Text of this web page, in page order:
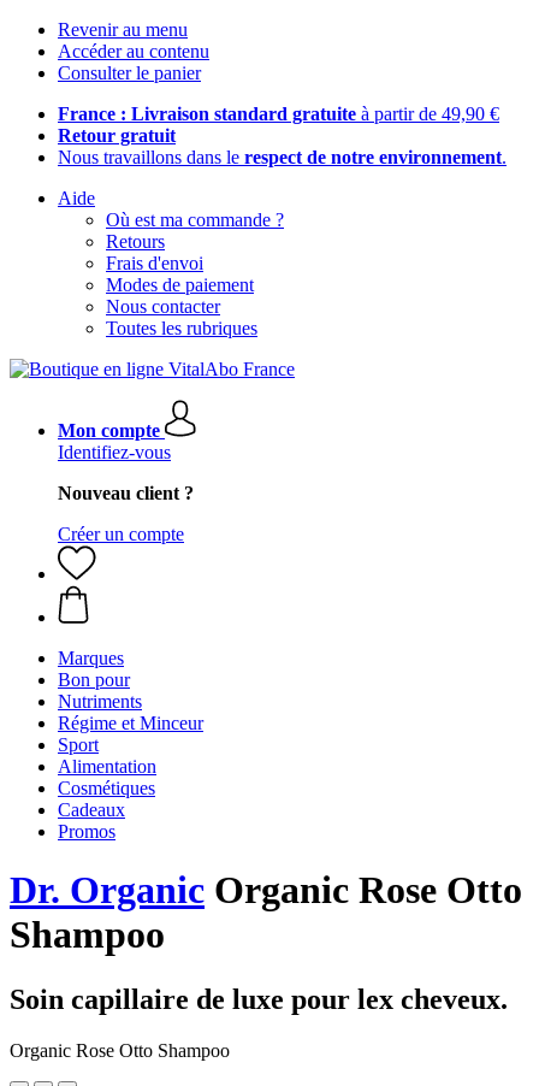
Revenir au menu
Accéder au contenu
Consulter le panier
France : Livraison standard gratuite à partir de 49,90 €
Retour gratuit
Nous travaillons dans le respect de notre environnement.
Aide
Où est ma commande ?
Retours
Frais d'envoi
Modes de paiement
Nous contacter
Toutes les rubriques
Mon compte
Identifiez-vous
Nouveau client ?
Créer un compte
Marques
Bon pour
Nutriments
Régime et Minceur
Sport
Alimentation
Cosmétiques
Cadeaux
Promos
Dr. Organic Organic Rose Otto
Shampoo
Soin capillaire de luxe pour lex cheveux.
Organic Rose Otto Shampoo